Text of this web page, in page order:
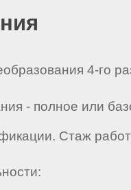
4-го
- полное или
Стаж